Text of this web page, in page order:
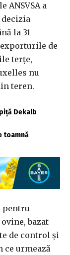
ANSVSA a
la 31
de
terţe,
nu
teren.
Dekalb
toamnă
pentru
bazat
de control şi
ce urmează